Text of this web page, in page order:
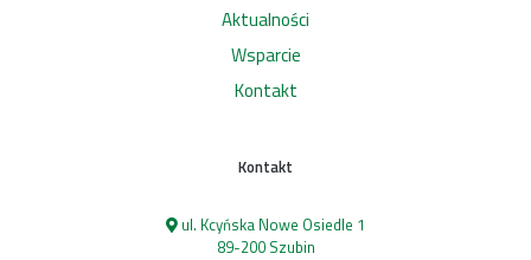
Aktualności
Wsparcie
Kontakt
Kontakt
ul. Kcyńska Nowe Osiedle 1
89-200 Szubin